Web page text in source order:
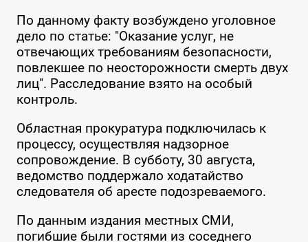
По данному факту возбуждено уголовное
дело по статье: "Оказание услуг, не
отвечающих требованиям безопасности,
повлекшее по неосторожности смерть двух
лиц". Расследование взято на особый
контроль.
Областная прокуратура подключилась к
процессу, осуществляя надзорное
сопровождение. В субботу, 30 августа,
ведомство поддержало ходатайство
следователя об аресте подозреваемого.
По данным издания местных СМИ,
погибшие были гостями из соседнего